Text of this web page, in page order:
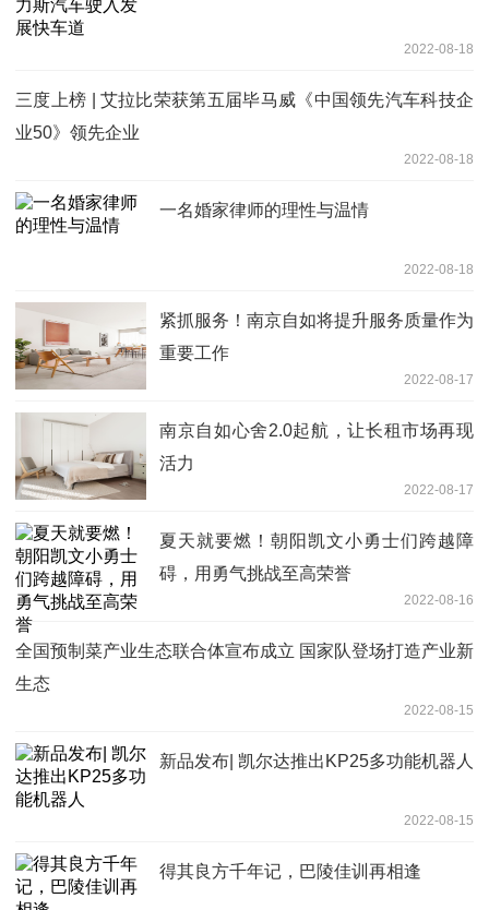
2022-08-18
三度上榜 | 艾拉比荣获第五届毕马威《中国领先汽车科技企
业50》领先企业
2022-08-18
一名婚家律师的理性与温情
2022-08-18
紧抓服务！南京自如将提升服务质量作为
重要工作
2022-08-17
南京自如心舍2.0起航，让长租市场再现
活力
2022-08-17
夏天就要燃！朝阳凯文小勇士们跨越障
碍，用勇气挑战至高荣誉
2022-08-16
全国预制菜产业生态联合体宣布成立 国家队登场打造产业新
生态
2022-08-15
新品发布| 凯尔达推出KP25多功能机器人
2022-08-15
得其良方千年记，巴陵佳训再相逢